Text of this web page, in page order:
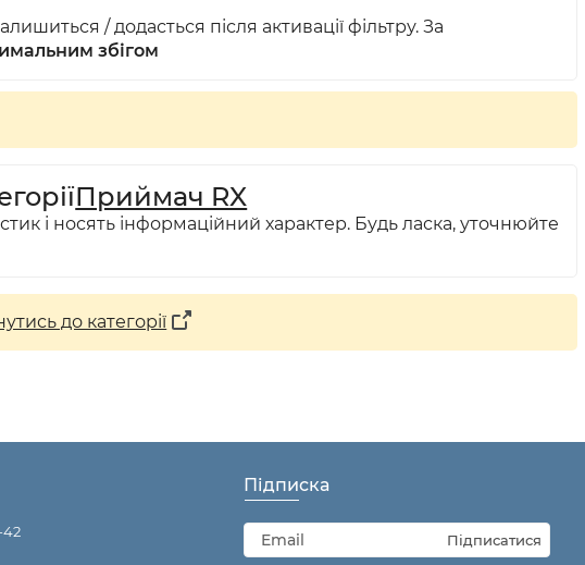
/ додасться після активації фільтру. За
збігом
Приймач RX
і носять інформаційний характер. Будь ласка, уточнюйте
до категорії
42
Підписка
Підписатися